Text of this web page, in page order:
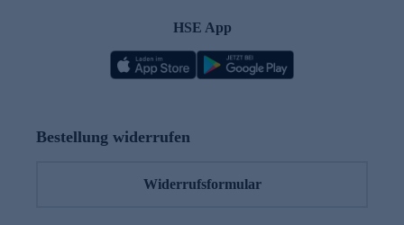
HSE App
Bestellung widerrufen
Widerrufsformular